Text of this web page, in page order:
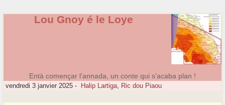
Lou Gnoy é le Loye
Entà començar l’annada, un conte qui s’acaba plan !
vendredi 3 janvier 2025 - Halip Lartiga, Ric dou Piaou